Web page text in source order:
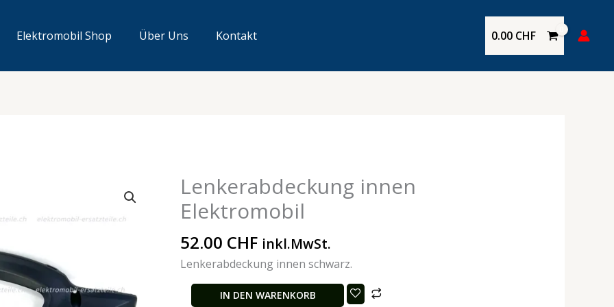
Elektromobil Shop Über Uns Kontakt 0.00 CHF
Lenkerabdeckung innen
Elektromobil
52.00 CHF inkl.MwSt.
Lenkerabdeckung innen schwarz.
Lenkerabdeckung
innen
Elektromobil
IN DEN WARENKORB